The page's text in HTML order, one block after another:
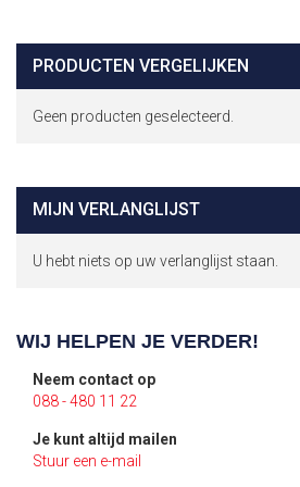
PRODUCTEN VERGELIJKEN
Geen producten geselecteerd.
MIJN VERLANGLIJST
U hebt niets op uw verlanglijst staan.
WIJ HELPEN JE VERDER!
Neem contact op
088 - 480 11 22
Je kunt altijd mailen
Stuur een e-mail